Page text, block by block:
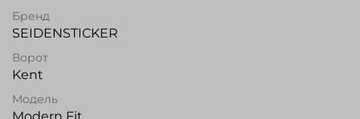
Бренд
SEIDENSTICKER
Ворот
Kent
Модель